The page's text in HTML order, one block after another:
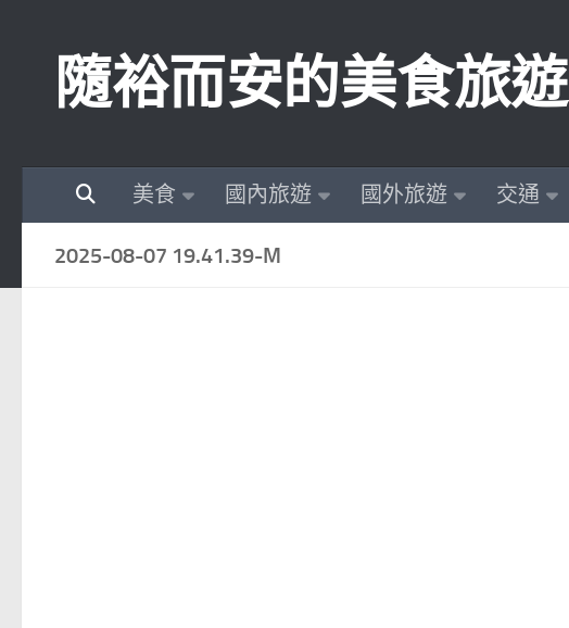
隨裕而安的美食旅遊
美食 國內旅遊 國外旅遊 交通
2025-08-07 19.41.39-M